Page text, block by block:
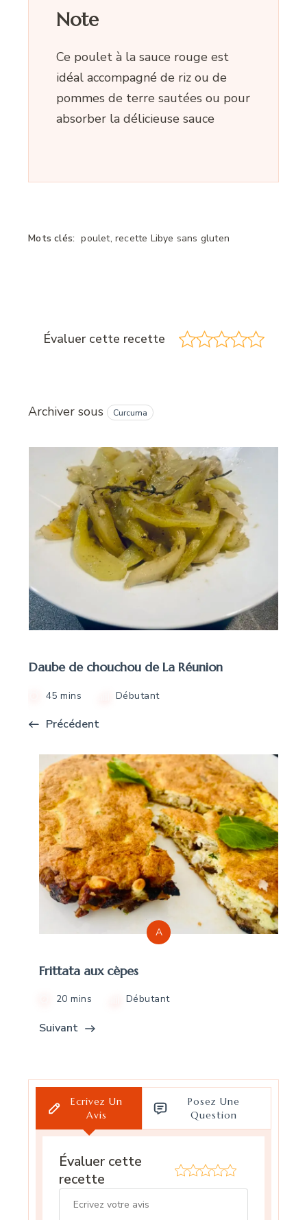
Note
Ce poulet à la sauce rouge est
idéal accompagné de riz ou de
pommes de terre sautées ou pour
absorber la délicieuse sauce
Mots clés: poulet, recette Libye sans gluten
Évaluer cette recette
Archiver sous Curcuma
Daube de chouchou de La Réunion
45 mins Débutant
Précédent
A
Frittata aux cèpes
20 mins Débutant
Suivant
Ecrivez Un
Avis
Posez Une
Question
Évaluer cette
recette